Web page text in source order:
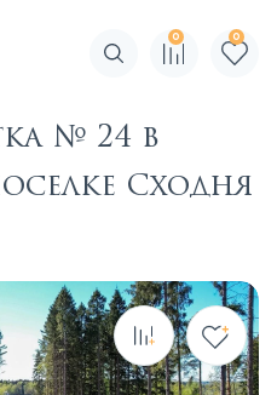
Поиск по сайту
0 0
№ 24 в
Сходня